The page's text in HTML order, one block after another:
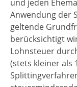
und jeden
Anwendung der
geltende
berücksichtigt
Lohnsteuer
(stets kleiner als